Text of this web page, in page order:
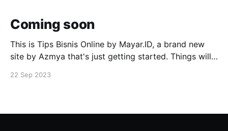
Coming soon
This is Tips Bisnis Online by Mayar.ID, a brand new
site by Azmya that's just getting started. Things will
subscribe in the meantime if you'd like to stay up to
22 Sep 2023